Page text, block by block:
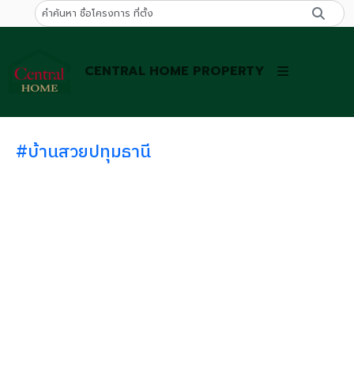
CENTRAL HOME PROPERTY
#บ้านสวยปทุมธานี